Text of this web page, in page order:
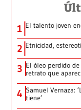
1 El talento joven
2 Etnicidad,
3 El óleo perdido
retrato que
4 Samuel Vernaza:
tiene’